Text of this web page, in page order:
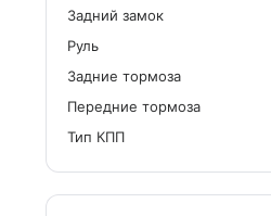
Задний замок
Руль
Задние тормоза
Передние тормоза
Тип КПП